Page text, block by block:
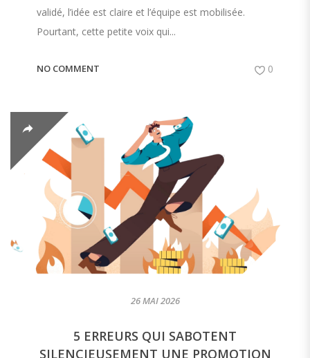
validé, l’idée est claire et l’équipe est mobilisée.
Pourtant, cette petite voix qui...
NO COMMENT 0
26 MAI 2026
5 ERREURS QUI SABOTENT
SILENCIEUSEMENT UNE PROMOTION